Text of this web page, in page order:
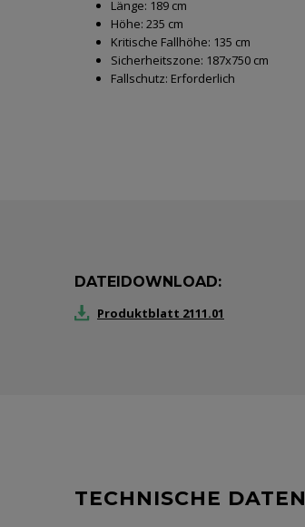
Länge: 189 cm
Höhe: 235 cm
Kritische Fallhöhe: 135 cm
Sicherheitszone: 187x750 cm
Fallschutz: Erforderlich
DATEIDOWNLOAD:
Produktblatt 2111.01
TECHNISCHE DATEN